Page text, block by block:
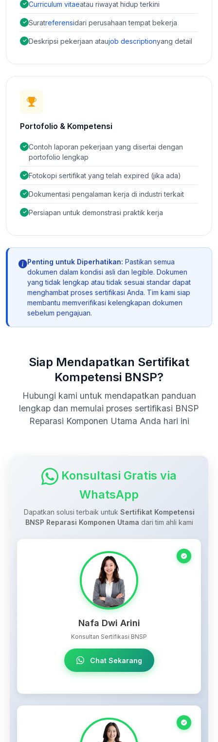
Curriculum vitaeatau riwayat hidup terkini
Suratreferensidari perusahaan tempat bekerja
Deskripsi pekerjaan ataujob descriptionyang detail
Portofolio & Kompetensi
Contoh laporan pekerjaan yang disertai dengan
portofolio lengkap
Fotokopi sertifikat yang telah expired (jika ada)
Dokumentasi pengalaman kerja di industri terkait
Persiapan untuk demonstrasi praktik kerja
Penting untuk Diperhatikan: Pastikan semua
dokumen dalam kondisi asli dan legible. Dokumen
yang tidak lengkap atau tidak sesuai standar dapat
menghambat proses sertifikasi Anda. Tim kami siap
membantu memverifikasi kelengkapan dokumen
sebelum pengajuan.
Siap Mendapatkan Sertifikat
Kompetensi BNSP?
Hubungi kami untuk mendapatkan panduan
lengkap dan memulai proses sertifikasi BNSP
Reparasi Komponen Utama Anda hari ini
Konsultasi Gratis via
WhatsApp
Dapatkan solusi terbaik untuk Sertifikat Kompetensi
BNSP Reparasi Komponen Utama dari tim ahli kami
Nafa Dwi Arini
Konsultan Sertifikasi BNSP
Chat Sekarang